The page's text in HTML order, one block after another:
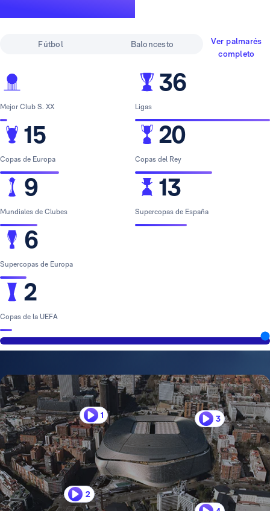
Fútbol Baloncesto
Ver palmarés
completo
Mejor Club S. XX
15
Copas de Europa
9
Mundiales de Clubes
6
Supercopas de Europa
2
Copas de la UEFA
36
Ligas
20
Copas del Rey
13
Supercopas de España
1
2
3